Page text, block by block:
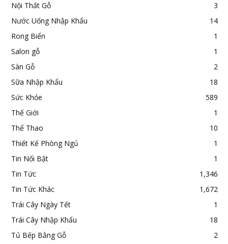
Nội Thất Gỗ
3
Nước Uống Nhập Khẩu
14
Rong Biển
1
Salon gỗ
1
Sàn Gỗ
2
Sữa Nhập Khẩu
18
Sức Khỏe
589
Thế Giới
1
Thể Thao
10
Thiết Kế Phòng Ngủ
1
Tin Nổi Bật
1
Tin Tức
1,346
Tin Tức Khác
1,672
Trái Cây Ngày Tết
1
Trái Cây Nhập Khẩu
18
Tủ Bếp Bằng Gỗ
2